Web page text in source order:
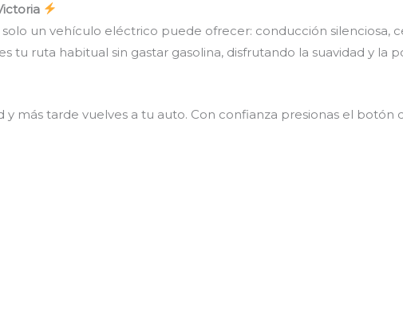
un vehículo eléctrico puede ofrecer: conducción silenciosa,
tu ruta habitual sin gastar gasolina, disfrutando la suavidad y la
y más tarde vuelves a tu auto. Con confianza presionas el botón